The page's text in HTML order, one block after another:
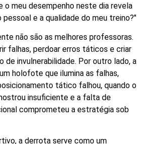
o meu desempenho neste dia revela
e a qualidade do meu treino?"
não são as melhores professoras.
falhas, perdoar erros táticos e criar
de invulnerabilidade. Por outro lado, a
holofote que ilumina as falhas,
tático falhou, quando o
insuficiente e a falta de
comprometeu a estratégia sob
a derrota serve como um